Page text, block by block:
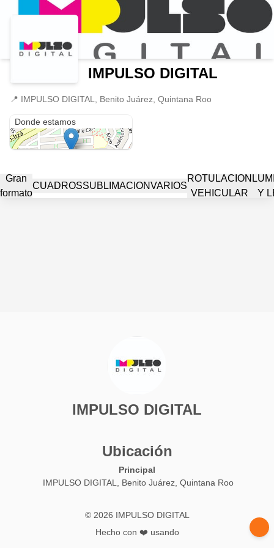
IMPULSO DIGITAL
📍 IMPULSO DIGITAL, Benito Juárez, Quintana Roo
Donde estamos
Gran
formato
CUADROSSUBLIMACIONVARIOS
ROTULACION
VEHICULAR
Y
IMPULSO DIGITAL
Ubicación
Principal
IMPULSO DIGITAL, Benito Juárez, Quintana Roo
© 2026 IMPULSO DIGITAL
Hecho con ❤️ usando